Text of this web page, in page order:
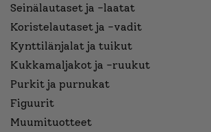
Seinälautaset ja -laatat
Koristelautaset ja -vadit
Kynttilänjalat ja tuikut
Kukkamaljakot ja -ruukut
Purkit ja purnukat
Figuurit
Muumituotteet